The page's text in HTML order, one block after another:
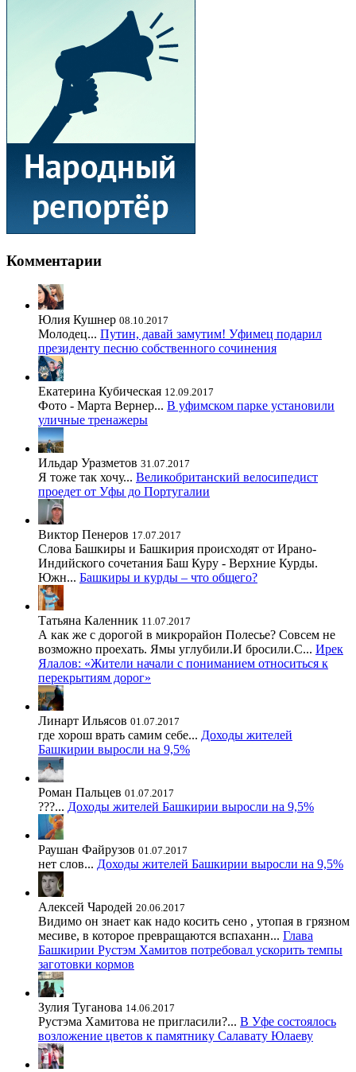
Комментарии
Юлия Кушнер 08.10.2017
Молодец... Путин, давай замутим! Уфимец подарил
президенту песню собственного сочинения
Екатерина Кубическая 12.09.2017
Фото - Марта Вернер... В уфимском парке установили
уличные тренажеры
Ильдар Уразметов 31.07.2017
Я тоже так хочу... Великобританский велосипедист
проедет от Уфы до Португалии
Виктор Пенеров 17.07.2017
Слова Башкиры и Башкирия происходят от Ирано-
Индийского сочетания Баш Куру - Верхние Курды.
Южн... Башкиры и курды – что общего?
Татьяна Каленник 11.07.2017
А как же с дорогой в микрорайон Полесье? Совсем не
возможно проехать. Ямы углубили.И бросили.С... Ирек
Ялалов: «Жители начали с пониманием относиться к
перекрытиям дорог»
Линарт Ильясов 01.07.2017
где хорош врать самим себе... Доходы жителей
Башкирии выросли на 9,5%
Роман Пальцев 01.07.2017
???... Доходы жителей Башкирии выросли на 9,5%
Раушан Файрузов 01.07.2017
нет слов... Доходы жителей Башкирии выросли на 9,5%
Алексей Чародей 20.06.2017
Видимо он знает как надо косить сено , утопая в грязном
месиве, в которое превращаются вспаханн... Глава
Башкирии Рустэм Хамитов потребовал ускорить темпы
заготовки кормов
Зулия Туганова 14.06.2017
Рустэма Хамитова не пригласили?... В Уфе состоялось
возложение цветов к памятнику Салавату Юлаеву